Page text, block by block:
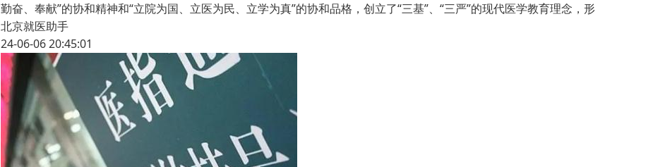
勤奋、奉献”的协和精神和“立院为国、立医为民、立学为真”的协和品格，创立了“三基”、“三严”的现代医学教育理念，形
北京就医助手
24-06-06 20:45:01